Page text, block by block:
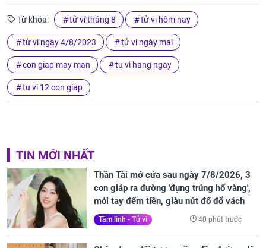
Từ khóa: tử vi tháng 8 tử vi hôm nay
tử vi ngày 4/8/2023 tử vi ngày mai
con giap may man tu vi hang ngay
tu vi 12 con giap
TIN MỚI NHẤT
Thần Tài mở cửa sau ngày 7/8/2026, 3
con giáp ra đường 'đụng trúng hố vàng',
mỏi tay đếm tiền, giàu nứt đố đổ vách
Tâm linh - Tử vi 40 phút trước